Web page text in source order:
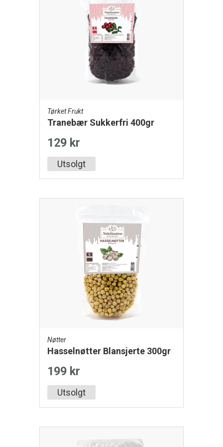
Tørket Frukt
Tranebær Sukkerfri 400gr
129 kr
Utsolgt
Nøtter
Hasselnøtter Blansjerte 300gr
199 kr
Utsolgt